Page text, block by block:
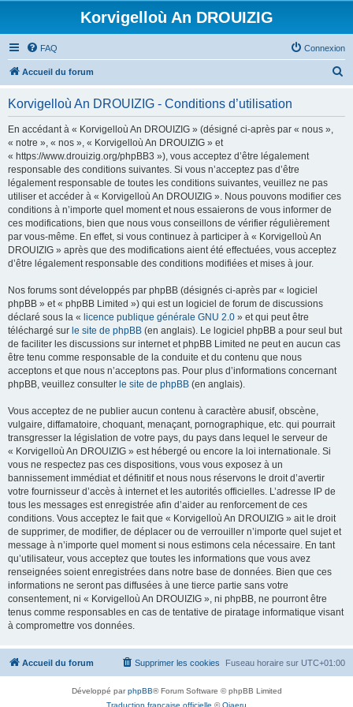
Korvigelloù An DROUIZIG
FAQ Connexion
Accueil du forum
Korvigelloù An DROUIZIG - Conditions d’utilisation
En accédant à « Korvigelloù An DROUIZIG » (désigné ci-après par « nous »,
« notre », « nos », « Korvigelloù An DROUIZIG » et
« https://www.drouizig.org/phpBB3 »), vous acceptez d’être légalement
responsable des conditions suivantes. Si vous n’acceptez pas d’être
légalement responsable de toutes les conditions suivantes, veuillez ne pas
utiliser et accéder à « Korvigelloù An DROUIZIG ». Nous pouvons modifier ces
conditions à n’importe quel moment et nous essaierons de vous informer de
ces modifications, bien que nous vous conseillons de vérifier régulièrement
par vous-même. En effet, si vous continuez à participer à « Korvigelloù An
DROUIZIG » après que des modifications aient été effectuées, vous acceptez
d’être légalement responsable des conditions modifiées et mises à jour.
Nos forums sont développés par phpBB (désignés ci-après par « logiciel
phpBB » et « phpBB Limited ») qui est un logiciel de forum de discussions
déclaré sous la « licence publique générale GNU 2.0 » et qui peut être
téléchargé sur le site de phpBB (en anglais). Le logiciel phpBB a pour seul but
de faciliter les discussions sur internet et phpBB Limited ne peut en aucun cas
être tenu comme responsable de la conduite et du contenu que nous
acceptons et que nous n’acceptons pas. Pour plus d’informations concernant
phpBB, veuillez consulter le site de phpBB (en anglais).
Vous acceptez de ne publier aucun contenu à caractère abusif, obscène,
vulgaire, diffamatoire, choquant, menaçant, pornographique, etc. qui pourrait
transgresser la législation de votre pays, du pays dans lequel le serveur de
« Korvigelloù An DROUIZIG » est hébergé ou encore la loi internationale. Si
vous ne respectez pas ces dispositions, vous vous exposez à un
bannissement immédiat et définitif et nous nous réservons le droit d’avertir
votre fournisseur d’accès à internet et les autorités officielles. L’adresse IP de
tous les messages est enregistrée afin d’aider au renforcement de ces
conditions. Vous acceptez le fait que « Korvigelloù An DROUIZIG » ait le droit
de supprimer, de modifier, de déplacer ou de verrouiller n’importe quel sujet et
message à n’importe quel moment si nous estimons cela nécessaire. En tant
qu’utilisateur, vous acceptez que toutes les informations que vous avez
renseignées soient enregistrées dans notre base de données. Bien que ces
informations ne seront pas diffusées à une tierce partie sans votre
consentement, ni « Korvigelloù An DROUIZIG », ni phpBB, ne pourront être
tenus comme responsables en cas de tentative de piratage informatique visant
à compromettre vos données.
Accueil du forum Fuseau horaire sur UTC+01:00
Supprimer les cookies
Développé parphpBB® Forum Software © phpBB Limited
Traduction française officielle ©Qiaeru